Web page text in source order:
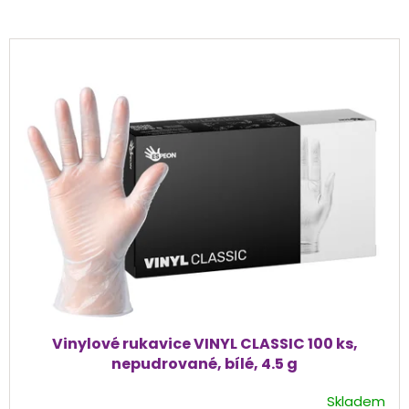
V
Vinylové rukavice VINYL CLASSIC 100 ks,
nepudrované, bílé, 4.5 g
Skladem